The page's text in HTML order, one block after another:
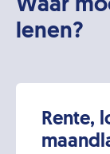
Waar
lenen?
Rente,